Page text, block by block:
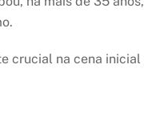
crucial na cena